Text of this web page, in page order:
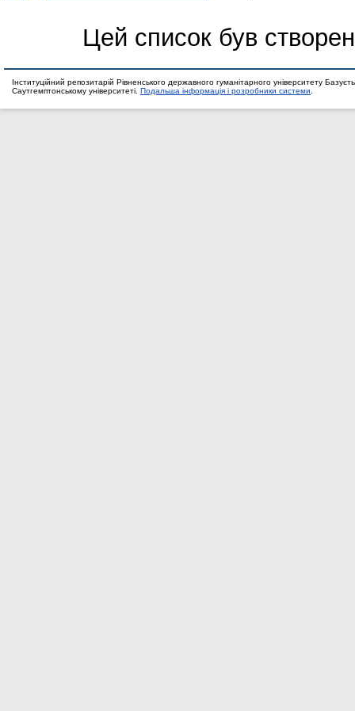
Цей список був
Інституційний репозитарій Рівненського державного гуманітарного університету
Саутгемптонському університеті. Подальша інформація і розробники системи